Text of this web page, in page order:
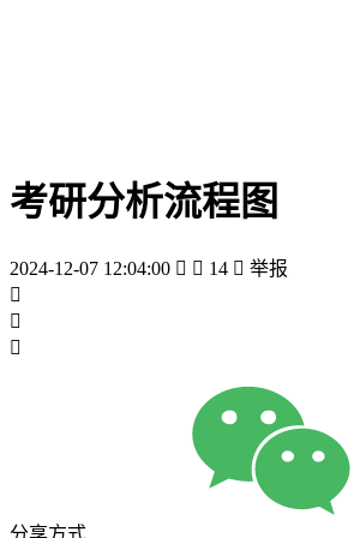
考研分析流程图
2024-12-07 12:04:00   14  举报



分享方式